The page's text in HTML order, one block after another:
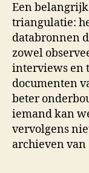
Een
triangulatie:
databronnen
zowel
interviews en
documenten
beter
iemand kan
vervolgens
archieven